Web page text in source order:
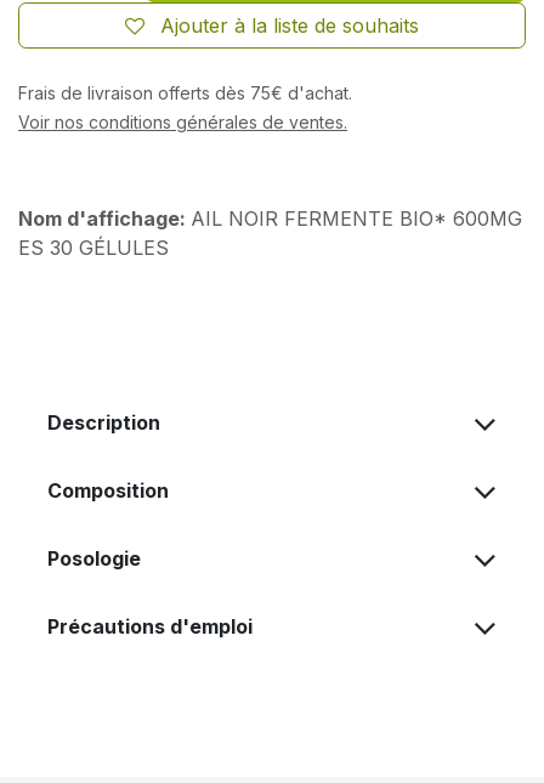
Ajouter à la liste de souhaits
Frais de livraison offerts dès 75€ d'achat.
Voir nos conditions générales de ventes.
Nom d'affichage: AIL NOIR FERMENTE BIO* 600MG
ES 30 GÉLULES
Description
Composition
Posologie
Précautions d'emploi